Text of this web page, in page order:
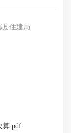
县住建局
算.pdf